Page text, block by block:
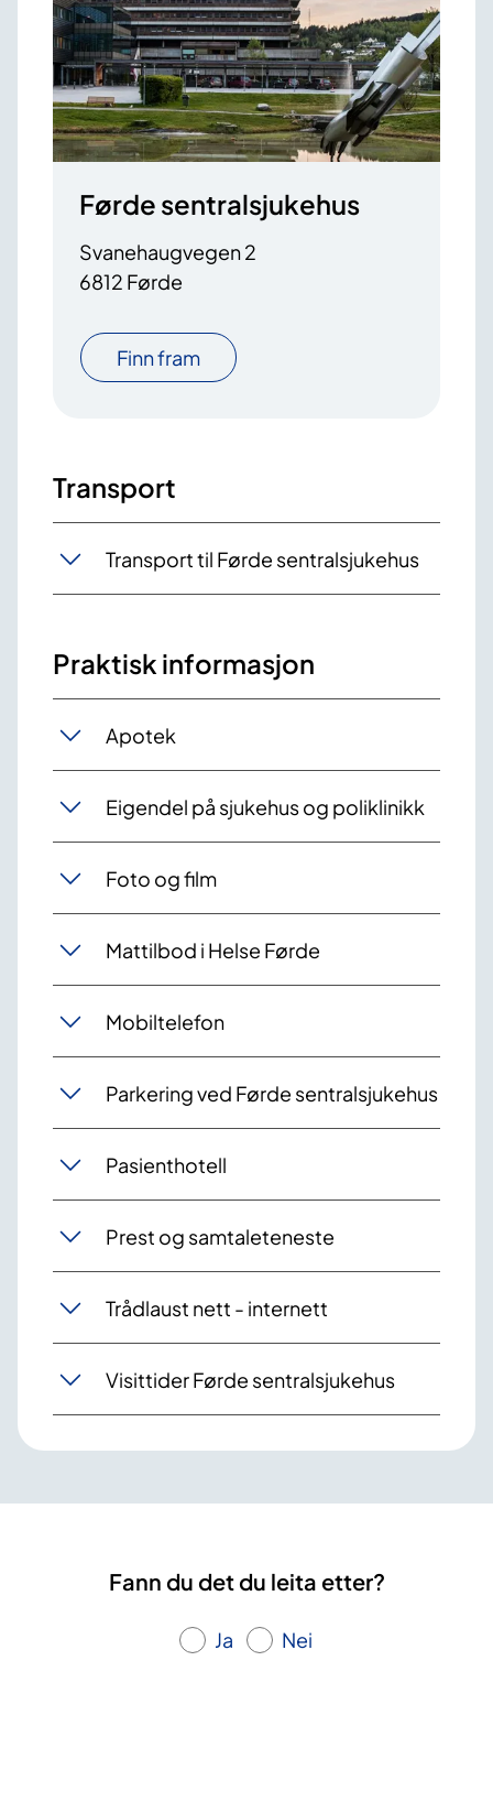
Førde sentralsjukehus
Svanehaugvegen 2
6812 Førde
Finn fram
Transport
Transport til Førde sentralsjukehus
Praktisk informasjon
Apotek
Eigendel på sjukehus og poliklinikk
Foto og film
Mattilbod i Helse Førde
Mobiltelefon
Parkering ved Førde sentralsjukehus
Pasienthotell
Prest og samtaleteneste
Trådlaust nett - internett
Visittider Førde sentralsjukehus
Fann du det du leita etter?
Ja Nei